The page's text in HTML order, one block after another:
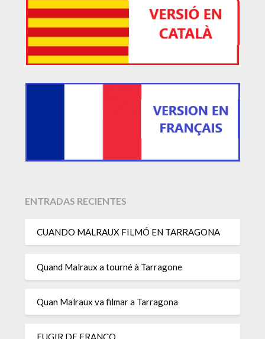
ENTRADAS RECIENTES
CUANDO MALRAUX FILMÓ EN TARRAGONA
Quand Malraux a tourné à Tarragone
Quan Malraux va filmar a Tarragona
FUGIR DE FRANCO